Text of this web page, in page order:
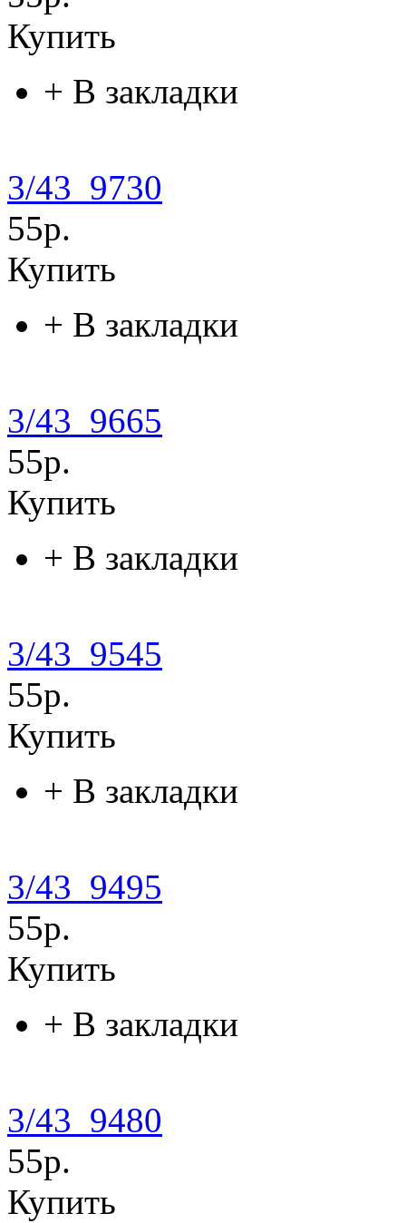
Купить
+ В закладки
3/43_9730
55р.
Купить
+ В закладки
3/43_9665
55р.
Купить
+ В закладки
3/43_9545
55р.
Купить
+ В закладки
3/43_9495
55р.
Купить
+ В закладки
3/43_9480
55р.
Купить